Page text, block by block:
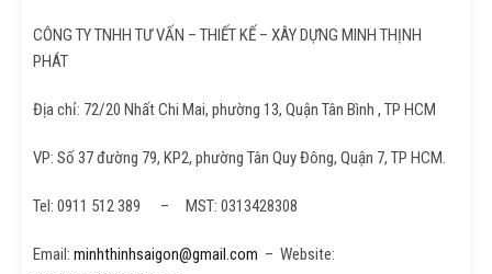
CÔNG TY TNHH TƯ VẤN – THIẾT KẾ – XÂY DỰNG MINH THỊNH
PHÁT
Địa chỉ: 72/20 Nhất Chi Mai, phường 13, Quận Tân Bình , TP HCM
VP: Số 37 đường 79, KP2, phường Tân Quy Đông, Quận 7, TP HCM.
Tel: 0911 512 389 – MST: 0313428308
Email: minhthinhsaigon@gmail.com – Website: